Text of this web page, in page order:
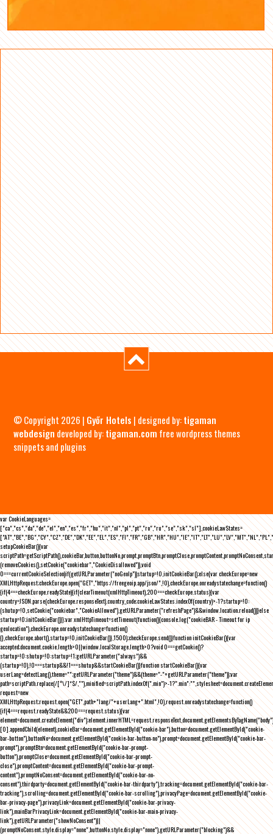
© Copyright 2026 | Győr Hotels | designed by:tigaman
webdesign developed by:tigaman.com free wordpress themes
snippets and plugins
var CookieLanguages=
["ca","cs","da","de","el","en","es","fr","hu","it","nl","pl","pt","ro","ru","se","sk","sl"],cookieLawStates=
setupCookieBar(){var
(removeCookies(),setCookie("cookiebar","CookieDisallowed")),void
0===currentCookieSelection)if(getURLParameter("noGeoIp"))startup=!0,initCookieBar();else{var checkEurope=new
XMLHttpRequest;checkEurope.open("GET","https://freegeoip.app/json/",!0),checkEurope.onreadystatechange=function()
{if(4===checkEurope.readyState){if(clearTimeout(xmlHttpTimeout),200===checkEurope.status){var
country=JSON.parse(checkEurope.responseText).country_code;cookieLawStates.indexOf(country)>-1?startup=!0:
(shutup=!0,setCookie("cookiebar","CookieAllowed"),getURLParameter("refreshPage")&&window.location.reload())}else
startup=!0;initCookieBar()}};var xmlHttpTimeout=setTimeout(function(){console.log("cookieBAR - Timeout for ip
geolocation"),checkEurope.onreadystatechange=function()
{},checkEurope.abort(),startup=!0,initCookieBar()},1500);checkEurope.send()}function initCookieBar(){var
accepted;document.cookie.length>0||window.localStorage.length>0?void 0===getCookie()?
startup=!0:shutup=!0:startup=!1;getURLParameter("always")&&
(startup=!0),!0===startup&&!1===shutup&&startCookieBar()}function startCookieBar(){var
userLang=detectLang(),theme="";getURLParameter("theme")&&(theme="-"+getURLParameter("theme"));var
path=scriptPath.replace(/[^\/]*$/,""),minified=scriptPath.indexOf(".min")>-
request=new
XMLHttpRequest;request.open("GET",path+"lang/"+userLang+".html",!0),request.onreadystatechange=function()
{if(4===request.readyState&&200===request.status){var
element=document.createElement("div");element.innerHTML=request.responseText,document.getElementsByTagName("body")
[0].appendChild(element),cookieBar=document.getElementById("cookie-bar"),button=document.getElementById("cookie-
bar-button"),buttonNo=document.getElementById("cookie-bar-button-no"),prompt=document.getElementById("cookie-bar-
prompt"),promptBtn=document.getElementById("cookie-bar-prompt-
button"),promptClose=document.getElementById("cookie-bar-prompt-
close"),promptContent=document.getElementById("cookie-bar-prompt-
content"),promptNoConsent=document.getElementById("cookie-bar-no-
consent"),thirdparty=document.getElementById("cookie-bar-thirdparty"),tracking=document.getElementById("cookie-bar-
tracking"),scrolling=document.getElementById("cookie-bar-scrolling"),privacyPage=document.getElementById("cookie-
bar-privacy-page"),privacyLink=document.getElementById("cookie-bar-privacy-
link"),mainBarPrivacyLink=document.getElementById("cookie-bar-main-privacy-
link"),getURLParameter("showNoConsent")||
(promptNoConsent.style.display="none",buttonNo.style.display="none"),getURLParameter("blocking")&&